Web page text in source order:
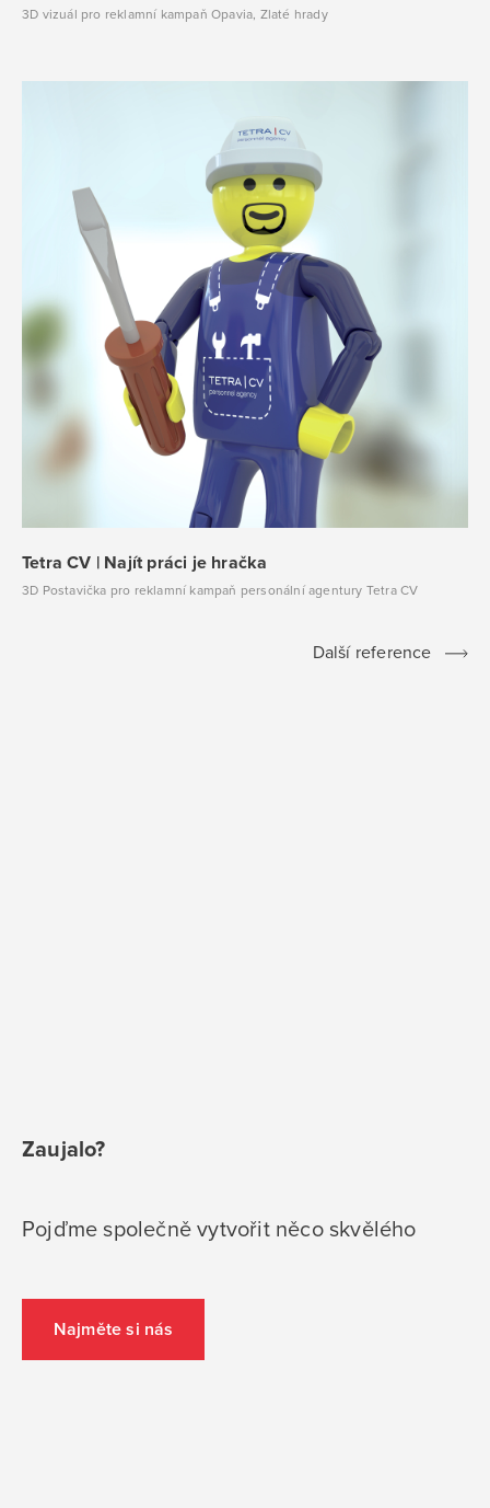
3D vizuál pro reklamní kampaň Opavia, Zlaté hrady
Tetra CV | Najít práci je hračka
3D Postavička pro reklamní kampaň personální agentury Tetra CV
Další reference
Zaujalo?
Pojďme společně vytvořit něco skvělého
Najměte si nás